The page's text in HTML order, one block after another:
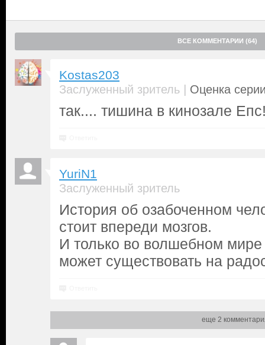
ВСЕ КОММЕНТАРИИ (64)
Kostas203
Заслуженный зритель | Оценка
так.... тишина в кинозале
YuriN1
Заслуженный зритель
История об озабоченном
стоит впереди мозгов.
И только во волшебном мире
может существовать на
еще 2